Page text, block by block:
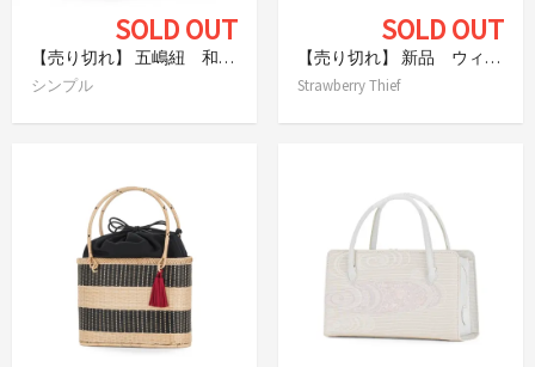
SOLD OUT
【売り切れ】 五嶋紐 和装バッグ 黒 ボストン型
シンプル
SOLD OUT
【売り切れ】 新品 ウィリアム・モリス いちご泥棒 トートバッグ
Strawberry Thief